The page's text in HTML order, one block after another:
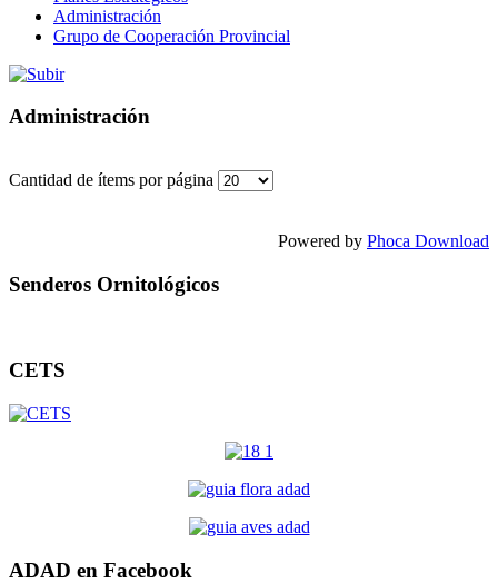
Administración
Grupo de Cooperación Provincial
Administración
Cantidad de ítems por página
Powered by Phoca Download
Senderos Ornitológicos
CETS
ADAD en Facebook